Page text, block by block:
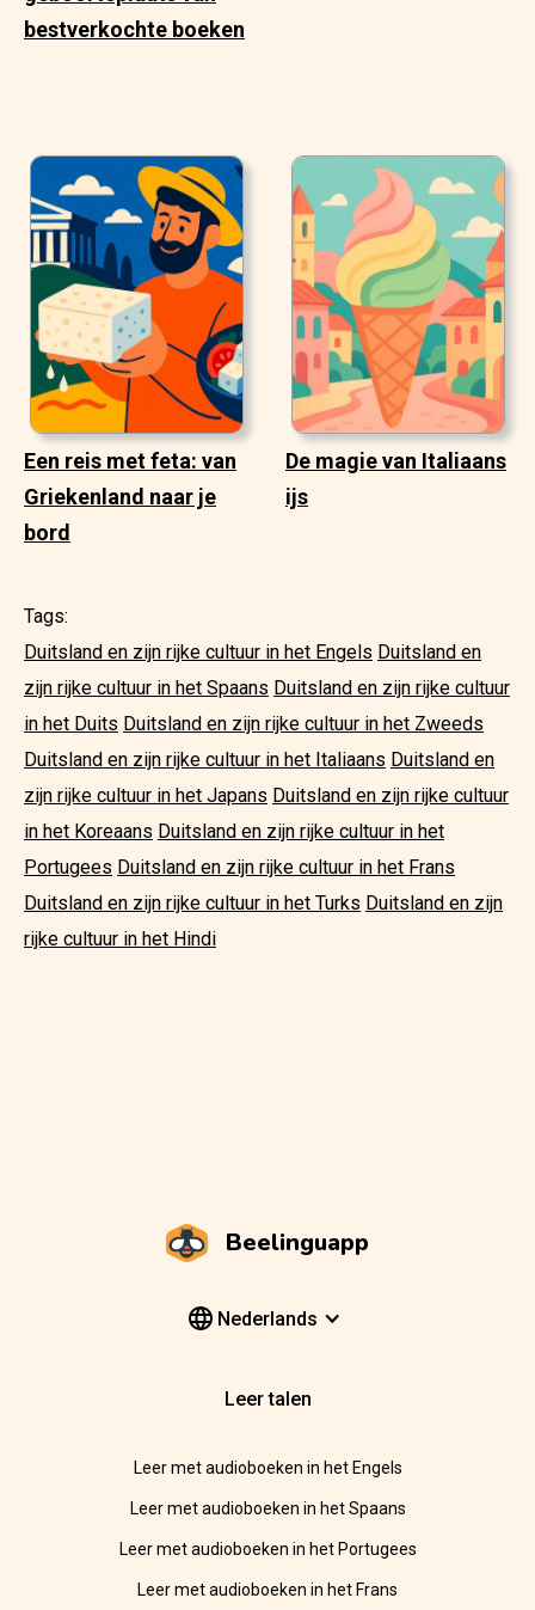
bestverkochte boeken
Een reis met feta: van
Griekenland naar je
bord
De magie van Italiaans
ijs
Tags:
Duitsland en zijn rijke cultuur in het Engels Duitsland en
zijn rijke cultuur in het Spaans Duitsland en zijn rijke cultuur
in het Duits Duitsland en zijn rijke cultuur in het Zweeds
Duitsland en zijn rijke cultuur in het Italiaans Duitsland en
zijn rijke cultuur in het Japans Duitsland en zijn rijke cultuur
in het Koreaans Duitsland en zijn rijke cultuur in het
Portugees Duitsland en zijn rijke cultuur in het Frans
Duitsland en zijn rijke cultuur in het Turks Duitsland en zijn
rijke cultuur in het Hindi
Beelinguapp
Nederlands
Leer talen
Leer met audioboeken in het Engels
Leer met audioboeken in het Spaans
Leer met audioboeken in het Portugees
Leer met audioboeken in het Frans